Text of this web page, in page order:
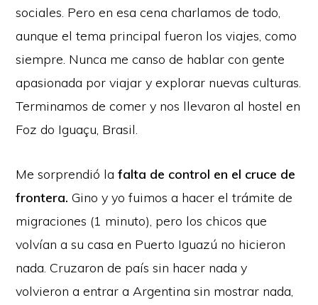
sociales. Pero en esa cena charlamos de todo,
aunque el tema principal fueron los viajes, como
siempre. Nunca me canso de hablar con gente
apasionada por viajar y explorar nuevas culturas.
Terminamos de comer y nos llevaron al hostel en
Foz do Iguaçu, Brasil.
Me sorprendió lafalta de control en el cruce de
frontera. Gino y yo fuimos a hacer el trámite de
migraciones (1 minuto), pero los chicos que
volvían a su casa en Puerto Iguazú no hicieron
nada. Cruzaron de país sin hacer nada y
volvieron a entrar a Argentina sin mostrar nada,